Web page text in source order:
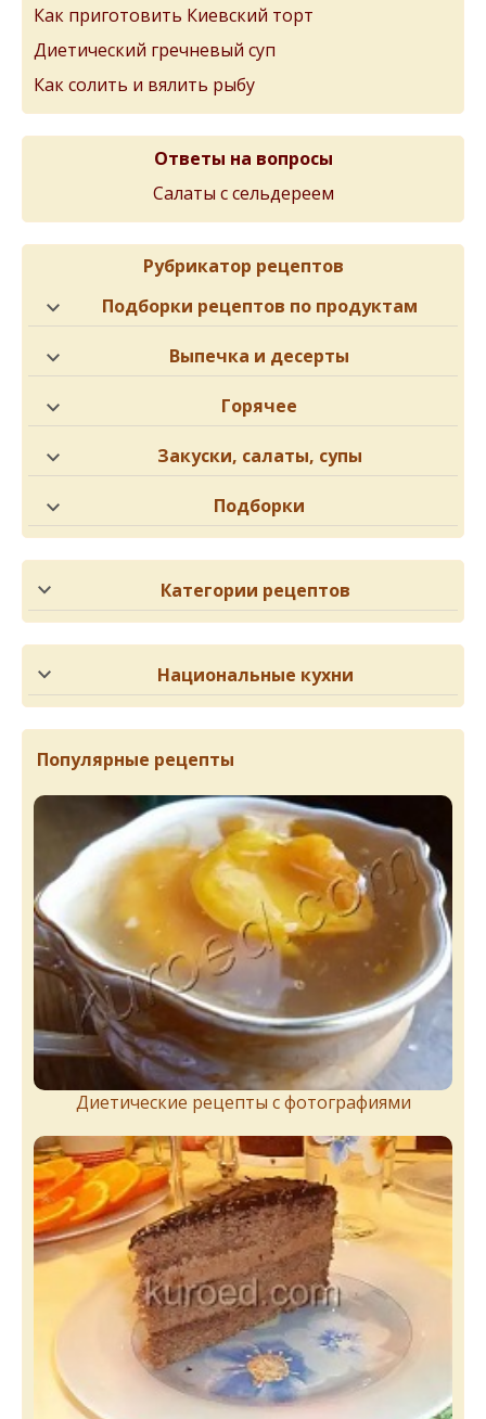
Как приготовить Киевский торт
Диетический гречневый суп
Как солить и вялить рыбу
Ответы на вопросы
Салаты с сельдереем
Рубрикатор рецептов
Подборки рецептов по продуктам
Выпечка и десерты
Горячее
Закуски, салаты, супы
Подборки
Категории рецептов
Национальные кухни
Популярные рецепты
Диетические рецепты с фотографиями